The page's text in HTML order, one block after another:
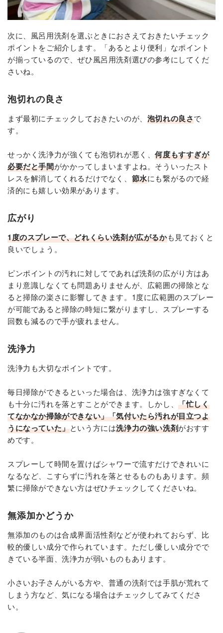
次に、風呂用洗剤を選ぶときにおさえておきたいチェック
ポイントをご紹介します。「あるとより便利」なポイント
が揃っているので、ぜひ風呂用洗剤選びの参考にしてくだ
さいね。
泡切れの良さ
まず最初にチェックしておきたいのが、 泡切れの良さで
す。
せっかく洗浄力が強くても泡切れが悪く、何度もすすぎが
必要だと手間がかかってしまいますよね。そういったスト
レスを解消してくれるだけでなく、 節水にも繋がるので経
済的にも嬉しい効果があります。
広がり
1度のスプレーで、どれくらい洗剤が広がるかも見ておくと
良いでしょう。
ピンポイントの汚れに対してであれば洗剤の広がり方はあ
まり意識しなくても問題ありませんが、広範囲の掃除とな
ると掃除の楽さに影響してきます。1度に広範囲のスプレー
が可能であると掃除の時短に繋がりますし、スプレーする
回数も減るので手が疲れません。
洗浄力
洗浄力も大切なポイントです。
毎日掃除ができるといった場合は、洗浄力は強すぎなくて
も十分に汚れを落とすことができます。しかし、「忙しく
てなかなか掃除ができない」「気付いたら汚れが目立つよ
うになっていた」という方には洗浄力の強い洗剤がおすす
めです。
スプレーして時間を置けばシャワーで流すだけできれいに
なるなど、こすらずに汚れを落とせるものもあります。頻
繁に掃除ができない方はぜひチェックしてくださいね。
無添加かどうか
無添加のものは合成界面活性剤などが使われておらず、比
較的優しい成分で作られています。ただし優しい成分でで
きている半面、洗浄力が弱いものもあります。
小さいお子さんがいる方や、普通の洗剤では手肌が荒れて
しまう方など、気になる場合はチェックしてみてくださ
い。